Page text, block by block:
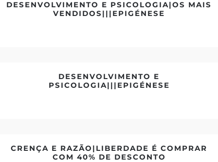
DESENVOLVIMENTO E PSICOLOGIA|OS MAIS
VENDIDOS|||EPIGÉNESE
DESENVOLVIMENTO E
PSICOLOGIA|||EPIGÉNESE
CRENÇA E RAZÃO|LIBERDADE É COMPRAR
COM 40% DE DESCONTO